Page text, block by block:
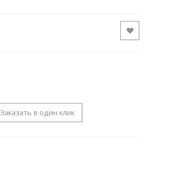
Заказать в один клик